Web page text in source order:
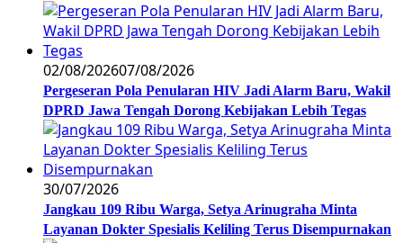
02/08/202607/08/2026
Pergeseran Pola Penularan HIV Jadi Alarm Baru, Wakil
DPRD Jawa Tengah Dorong Kebijakan Lebih Tegas
30/07/2026
Jangkau 109 Ribu Warga, Setya Arinugraha Minta
Layanan Dokter Spesialis Keliling Terus Disempurnakan